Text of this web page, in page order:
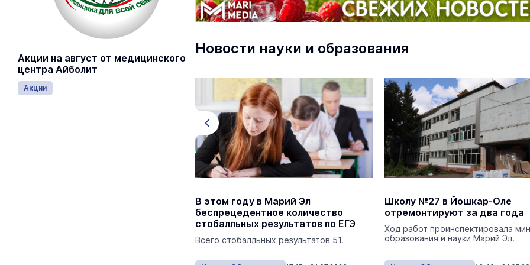
Акции на август от медицинского
центра Айболит
Акции
Новости науки и образования
В этом году в Марий Эл
беспрецедентное количество
стобалльных результатов по ЕГЭ
Всего стобалльных результатов 51.
Школу №27 в Йошкар-Оле
отремонтируют за два года
Ход работ проинспектировала
образования и науки Марий Эл.
В Марий Эл по нацпроектам за
полгода освоено уже 7,2 млрд
рублей
Политика Сегодня